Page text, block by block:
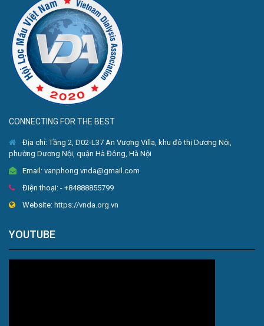
CONNECTING FOR THE BEST
Địa chỉ:Tầng 2, D02-L37 An Vượng Villa, khu đô thị Dương Nội,
phường Dương Nội, quận Hà Đông, Hà Nội
Email: vanphong.vnda@gmail.com
Điện thoại: - +84888855799
Website: https://vnda.org.vn
YOUTUBE